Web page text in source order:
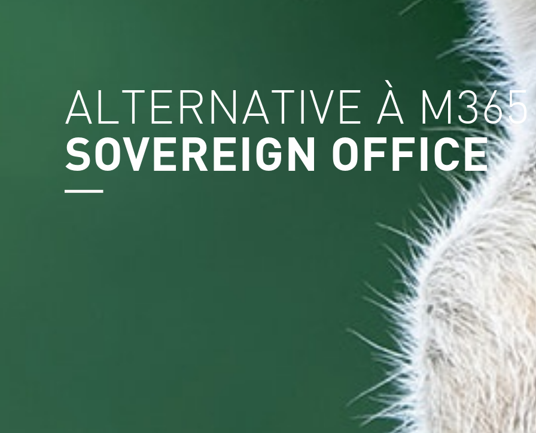
ALTERNATIVE À
SOVEREIGN OFFICE